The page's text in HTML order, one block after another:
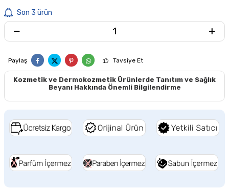
Son 3 ürün
Paylaş Tavsiye Et
Kozmetik ve Dermokozmetik Ürünlerde Tanıtım ve Sağlık
Beyanı Hakkında Önemli Bilgilendirme